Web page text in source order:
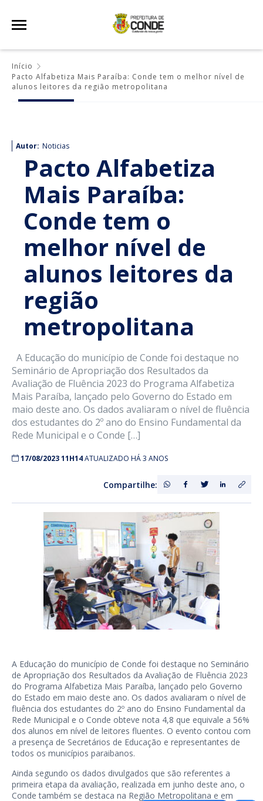
Início
Pacto Alfabetiza Mais Paraíba: Conde tem o melhor nível de
alunos leitores da região metropolitana
Autor: Noticias
Pacto Alfabetiza
Mais Paraíba:
Conde tem o
melhor nível de
alunos leitores da
região
metropolitana
A Educação do município de Conde foi destaque no
Seminário de Apropriação dos Resultados da
Avaliação de Fluência 2023 do Programa Alfabetiza
Mais Paraíba, lançado pelo Governo do Estado em
maio deste ano. Os dados avaliaram o nível de fluência
dos estudantes do 2º ano do Ensino Fundamental da
Rede Municipal e o Conde […]
17/08/2023 11H14ATUALIZADO HÁ 3 ANOS
Compartilhe:
A Educação do município de Conde foi destaque no Seminário
de Apropriação dos Resultados da Avaliação de Fluência 2023
do Programa Alfabetiza Mais Paraíba, lançado pelo Governo
do Estado em maio deste ano. Os dados avaliaram o nível de
fluência dos estudantes do 2º ano do Ensino Fundamental da
Rede Municipal e o Conde obteve nota 4,8 que equivale a 56%
dos alunos em nível de leitores fluentes. O evento contou com
a presença de Secretários de Educação e representantes de
todos os municípios paraibanos.
Ainda segundo os dados divulgados que são referentes a
primeira etapa da avaliação, realizada em junho deste ano, o
Conde também se destaca na Região Metropolitana e em